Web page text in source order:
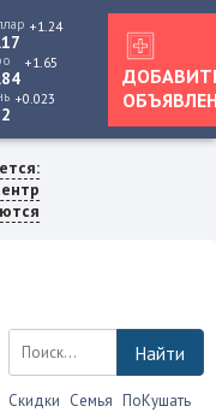
+1.24
+1.65
+0.023
Найти
Скидки Семья ПоКушать